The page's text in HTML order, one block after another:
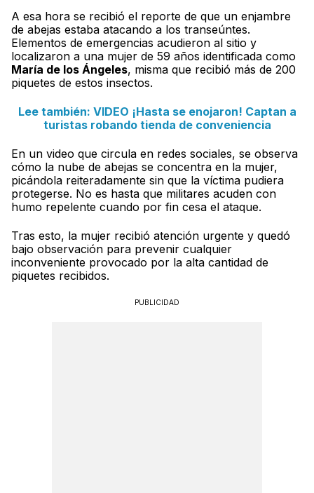
A esa hora se recibió el reporte de que un enjambre
de abejas estaba atacando a los transeúntes.
Elementos de emergencias acudieron al sitio y
localizaron a una mujer de 59 años identificada como
María de los Ángeles, misma que recibió más de 200
piquetes de estos insectos.
Lee también: VIDEO ¡Hasta se enojaron! Captan a
turistas robando tienda de conveniencia
En un video que circula en redes sociales, se observa
cómo la nube de abejas se concentra en la mujer,
picándola reiteradamente sin que la víctima pudiera
protegerse. No es hasta que militares acuden con
humo repelente cuando por fin cesa el ataque.
Tras esto, la mujer recibió atención urgente y quedó
bajo observación para prevenir cualquier
inconveniente provocado por la alta cantidad de
piquetes recibidos.
PUBLICIDAD